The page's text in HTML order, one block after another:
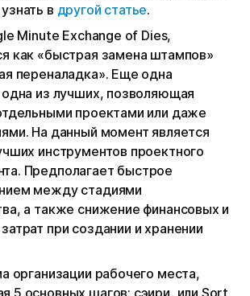
в другой статье.
Minute Exchange of Dies,
как «быстрая замена штампов»
переналадка». Еще одна
из лучших, позволяющая
проектами или даже
На данный момент является
инструментов проектного
Предполагает быстрое
между стадиями
а также снижение финансовых и
при создании и хранении
организации рабочего места,